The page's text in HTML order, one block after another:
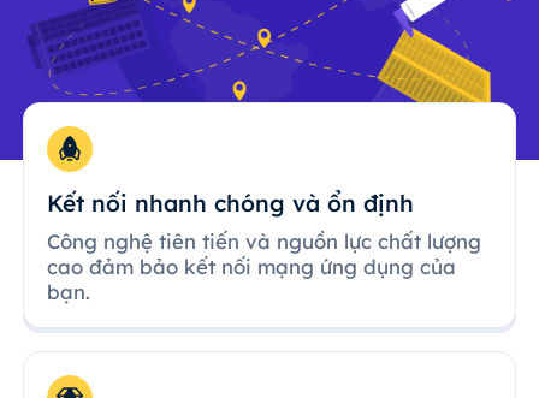
Kết nối nhanh chóng và ổn định
Công nghệ tiên tiến và nguồn lực chất lượng
cao đảm bảo kết nối mạng ứng dụng của
bạn.